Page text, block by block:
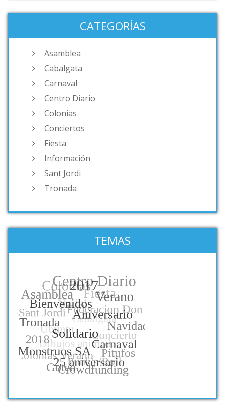
CATEGORÍAS
Asamblea
Cabalgata
Carnaval
Centro Diario
Colonias
Conciertos
Fiesta
Información
Sant Jordi
Tronada
TEMAS